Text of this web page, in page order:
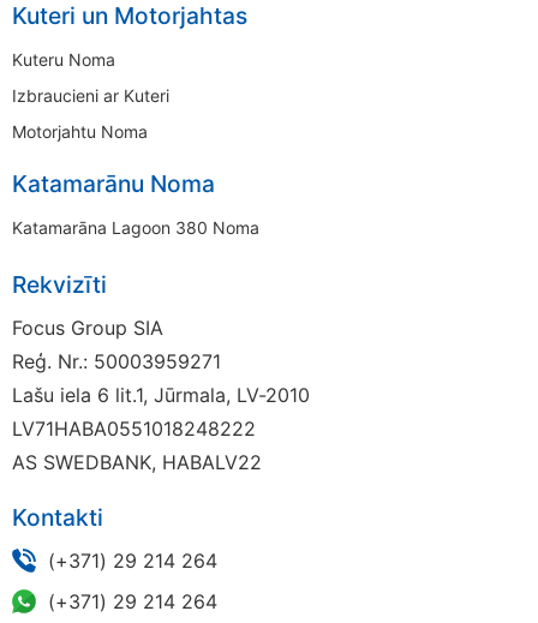
Kuteri un Motorjahtas
Kuteru Noma
Izbraucieni ar Kuteri
Motorjahtu Noma
Katamarānu Noma
Katamarāna Lagoon 380 Noma
Rekvizīti
Focus Group SIA
Reģ. Nr.: 50003959271
Lašu iela 6 lit.1, Jūrmala, LV-2010
LV71HABA0551018248222
AS SWEDBANK, HABALV22
Kontakti
(+371) 29 214 264
(+371) 29 214 264